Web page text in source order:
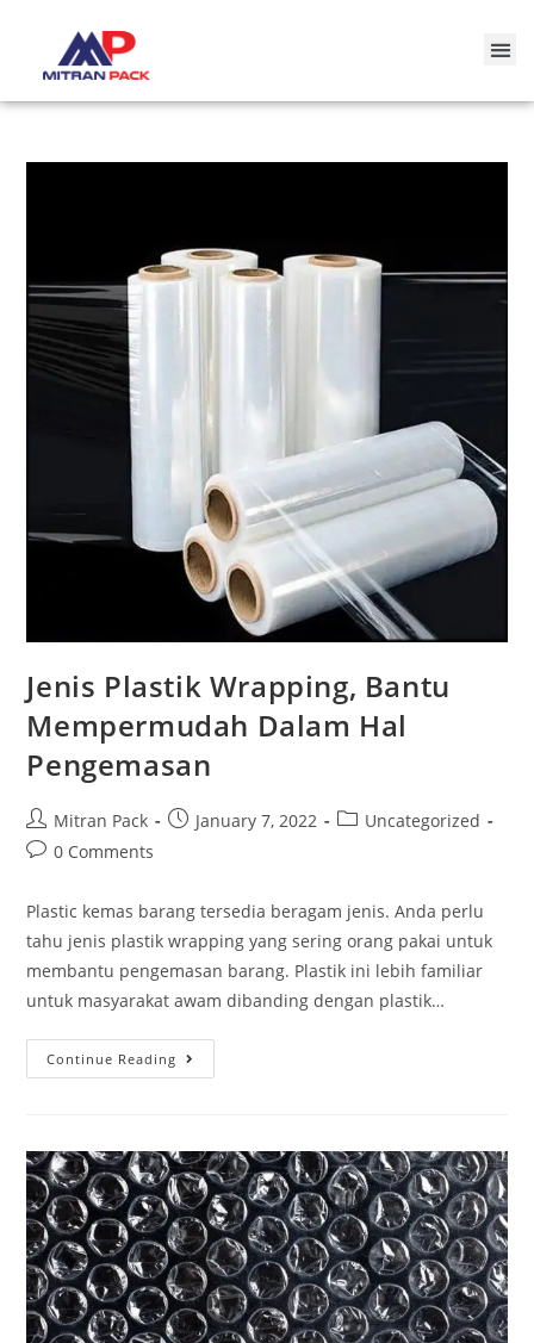
Jenis Plastik Wrapping, Bantu
Mempermudah Dalam Hal
Pengemasan
Mitran Pack January 7, 2022
Uncategorized
0 Comments
Plastic kemas barang tersedia beragam jenis. Anda perlu
tahu jenis plastik wrapping yang sering orang pakai untuk
membantu pengemasan barang. Plastik ini lebih familiar
untuk masyarakat awam dibanding dengan plastik…
Continue Reading